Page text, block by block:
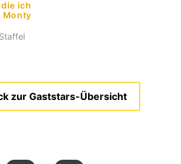
ich
Monty
zur Gaststars-Übersicht